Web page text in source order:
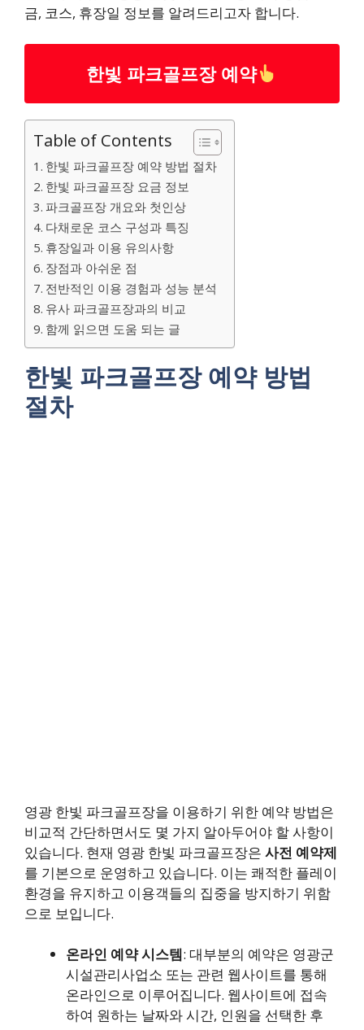
금, 코스, 휴장일 정보를 알려드리고자 합니다.
한빛 파크골프장 예약
Table of Contents
한빛 파크골프장 예약 방법 절차
한빛 파크골프장 요금 정보
파크골프장 개요와 첫인상
다채로운 코스 구성과 특징
휴장일과 이용 유의사항
장점과 아쉬운 점
전반적인 이용 경험과 성능 분석
유사 파크골프장과의 비교
함께 읽으면 도움 되는 글
한빛 파크골프장 예약 방법
절차
영광 한빛 파크골프장을 이용하기 위한 예약 방법은
비교적 간단하면서도 몇 가지 알아두어야 할 사항이
있습니다. 현재 영광 한빛 파크골프장은 사전 예약제
를 기본으로 운영하고 있습니다. 이는 쾌적한 플레이
환경을 유지하고 이용객들의 집중을 방지하기 위함
으로 보입니다.
온라인 예약 시스템: 대부분의 예약은 영광군
시설관리사업소 또는 관련 웹사이트를 통해
온라인으로 이루어집니다. 웹사이트에 접속
하여 원하는 날짜와 시간, 인원을 선택한 후